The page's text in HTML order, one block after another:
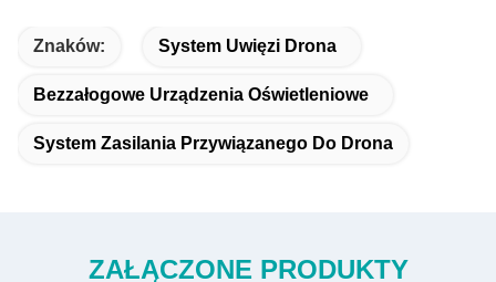
Znaków: System Uwięzi Drona
Bezzałogowe Urządzenia Oświetleniowe
System Zasilania Przywiązanego Do Drona
ZAŁĄCZONE PRODUKTY